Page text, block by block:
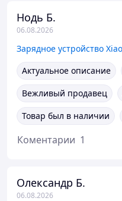
Нодь Б.
06.08.2026
Актуальное описание
Вежливый продавец
Товар был в наличии
Коментарии 1
Олександр Б.
06.08.2026